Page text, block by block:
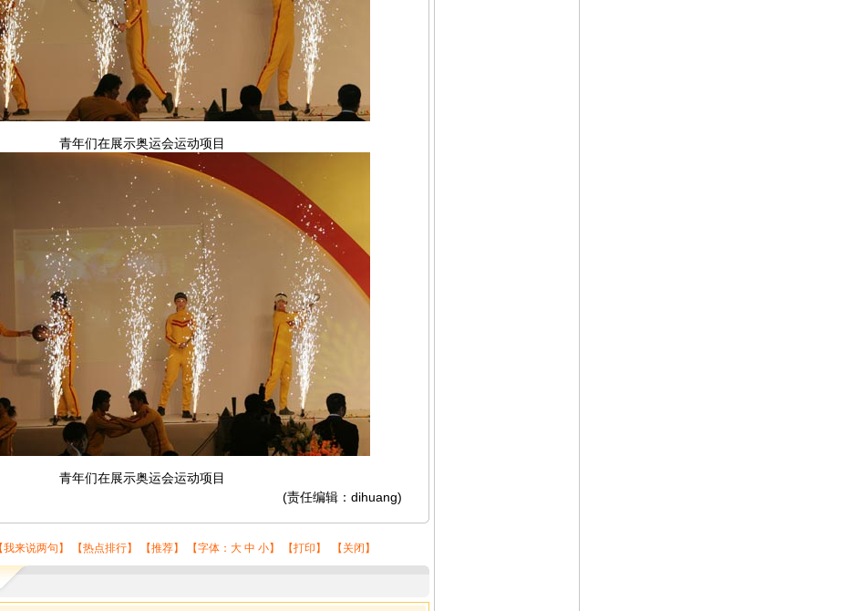
青年们在展示奥运会运动项目
青年们在展示奥运会运动项目
(责任编辑：dihuang)
我来说两句 】 【热点排行】 【推荐】 【字体： 大 中 小】 【打印 】 【 关闭 】